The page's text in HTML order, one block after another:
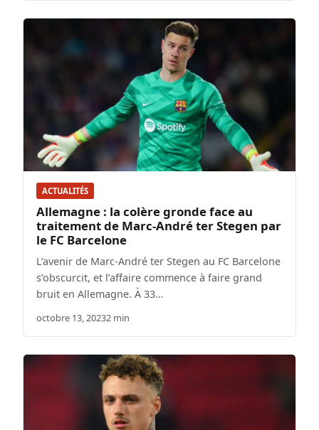
ACTUALITÉS
Allemagne : la colère gronde face au
traitement de Marc-André ter Stegen par
le FC Barcelone
L’avenir de Marc-André ter Stegen au FC Barcelone
s’obscurcit, et l’affaire commence à faire grand
bruit en Allemagne. À 33…
octobre 13, 20232 min